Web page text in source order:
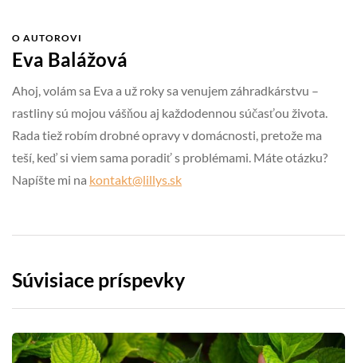
O AUTOROVI
Eva Balážová
Ahoj, volám sa Eva a už roky sa venujem záhradkárstvu –
rastliny sú mojou vášňou aj každodennou súčasťou života.
Rada tiež robím drobné opravy v domácnosti, pretože ma
teší, keď si viem sama poradiť s problémami. Máte otázku?
Napíšte mi na kontakt@lillys.sk
Súvisiace príspevky